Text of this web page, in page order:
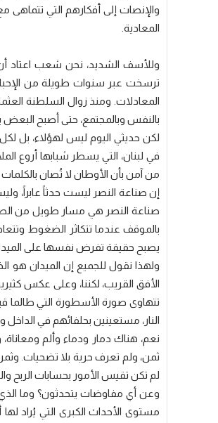
والإنصات إلى أفكارهم التي تتماهى
المعادية.
وللأسف الشديد، نحن شعب اعتاد أن
ترسخت عبر سنوات طويلة من
المعادلات. ومنذ زوال السلطنة
بالنفس وبالمجتمع، حتى أصبح البعض
لكن حديثي اليوم ليس لهؤلاء، بل
في لبنان، التي يسطر شبابها أروع
من آمن بأن الأوطان لا تُصان بالكلمات
إن صناعة النصر ليست حدثاً عابراً،
صناعة النصر هي مسار طويل من
بالموقف عندما تتكاثر الضغوط
يصبح حقيقة تفرض نفسها على
ولهذا نقول للجميع إن الميدان هو
الأفق القريب، لكننا، وعلى عكس
تتهاوى صورة الأسطورة التي طالما
النار، مستعينين بحلفائهم في
نعم، هناك دمار ودماء وألم
ثمن، ولم تعرف حرية بلا تضحيات.
لم تكن تقيس الأمور بحسابات الربح
وعن أي مفاوضات يتحدثون؟ وما
مستوى الأحداث الكبرى التي يُراد